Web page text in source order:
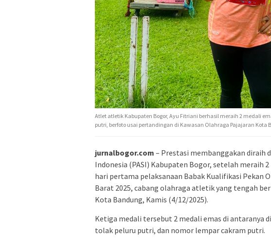
Atlet atletik Kabupaten Bogor, Ayu Fitriani berhasil meraih 2 medali
putri, berfoto usai pertandingan di Kawasan Olahraga Pajajaran Kota
jurnalbogor.com – Prestasi membanggakan diraih
Indonesia (PASI) Kabupaten Bogor, setelah meraih
hari pertama pelaksanaan Babak Kualifikasi Pekan
Barat 2025, cabang olahraga atletik yang tengah
Kota Bandung, Kamis (4/12/2025).
Ketiga medali tersebut 2 medali emas di antaranya
tolak peluru putri, dan nomor lempar cakram putri.